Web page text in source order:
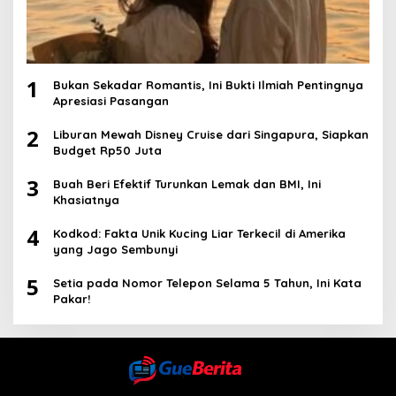
1
Bukan Sekadar Romantis, Ini Bukti Ilmiah Pentingnya
Apresiasi Pasangan
2
Liburan Mewah Disney Cruise dari Singapura, Siapkan
Budget Rp50 Juta
3
Buah Beri Efektif Turunkan Lemak dan BMI, Ini
Khasiatnya
4
Kodkod: Fakta Unik Kucing Liar Terkecil di Amerika
yang Jago Sembunyi
5
Setia pada Nomor Telepon Selama 5 Tahun, Ini Kata
Pakar!